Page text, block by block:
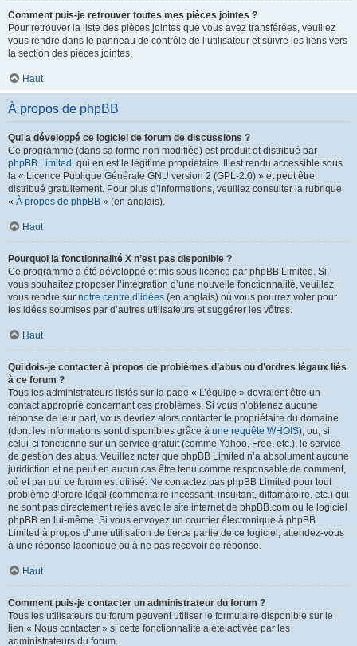
Comment puis-je retrouver toutes mes pièces jointes ?
Pour retrouver la liste des pièces jointes que vous avez transférées, veuillez
vous rendre dans le panneau de contrôle de l’utilisateur et suivre les liens vers
la section des pièces jointes.
Haut
À propos de phpBB
Qui a développé ce logiciel de forum de discussions ?
Ce programme (dans sa forme non modifiée) est produit et distribué par
phpBB Limited , qui en est le légitime propriétaire. Il est rendu accessible sous
la « Licence Publique Générale GNU version 2 (GPL-2.0) » et peut être
distribué gratuitement. Pour plus d’informations, veuillez consulter la rubrique
« À propos de phpBB » (en anglais).
Haut
Pourquoi la fonctionnalité X n’est pas disponible ?
Ce programme a été développé et mis sous licence par phpBB Limited. Si
vous souhaitez proposer l’intégration d’une nouvelle fonctionnalité, veuillez
vous rendre sur notre centre d’idées (en anglais) où vous pourrez voter pour
les idées soumises par d’autres utilisateurs et suggérer les vôtres.
Haut
Qui dois-je contacter à propos de problèmes d’abus ou d’ordres légaux liés
à ce forum ?
Tous les administrateurs listés sur la page « L’équipe » devraient être un
contact approprié concernant ces problèmes. Si vous n’obtenez aucune
réponse de leur part, vous devriez alors contacter le propriétaire du domaine
(dont les informations sont disponibles grâce à une requête WHOIS), ou, si
celui-ci fonctionne sur un service gratuit (comme Yahoo, Free, etc.), le service
de gestion des abus. Veuillez noter que phpBB Limited n’a absolument aucune
juridiction et ne peut en aucun cas être tenu comme responsable de comment,
où et par qui ce forum est utilisé. Ne contactez pas phpBB Limited pour tout
problème d’ordre légal (commentaire incessant, insultant, diffamatoire, etc.) qui
ne sont pas directement reliés avec le site internet de phpBB.com ou le logiciel
phpBB en lui-même. Si vous envoyez un courrier électronique à phpBB
Limited à propos d’une utilisation de tierce partie de ce logiciel, attendez-vous
à une réponse laconique ou à ne pas recevoir de réponse.
Haut
Comment puis-je contacter un administrateur du forum ?
Tous les utilisateurs du forum peuvent utiliser le formulaire disponible sur le
lien « Nous contacter » si cette fonctionnalité a été activée par les
administrateurs du forum.